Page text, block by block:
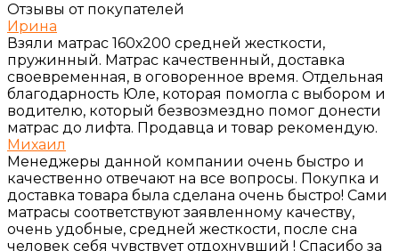
Отзывы от покупателей
Ирина
Взяли матрас 160х200 средней жесткости,
пружинный. Матрас качественный, доставка
своевременная, в оговоренное время. Отдельная
благодарность Юле, которая помогла с выбором и
водителю, который безвозмездно помог донести
матрас до лифта. Продавца и товар рекомендую.
Михаил
Менеджеры данной компании очень быстро и
качественно отвечают на все вопросы. Покупка и
доставка товара была сделана очень быстро! Сами
матрасы соответствуют заявленному качеству,
очень удобные, средней жесткости, после сна
человек себя чувствует отдохнувший ! Спасибо за